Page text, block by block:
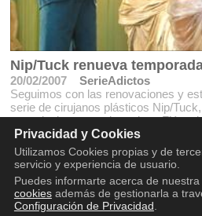
Nip/Tuck renueva
20/02/2007
SerieAdictos
Seguimos con las renovaciones y
serie de cirujanos plásticos Nip/
negociaciones con la cadena FX
puesto de acuerdo.
Privacidad y Cookies
Utilizamos Cookies propias y de
servicio y experiencia de usuario.
Puedes informarte acerca de nuestra
cookiesademás de gestionarla a
Configuración de Privacidad